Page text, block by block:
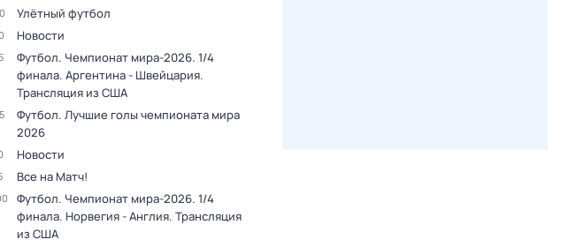
Улётный футбол
Новости
Футбол. Чемпионат мира-2026. 1/4
финала. Аргентина - Швейцария.
Трансляция из США
Футбол. Лучшие голы чемпионата мира
2026
Новости
Все на Матч!
Футбол. Чемпионат мира-2026. 1/4
финала. Норвегия - Англия. Трансляция
из США